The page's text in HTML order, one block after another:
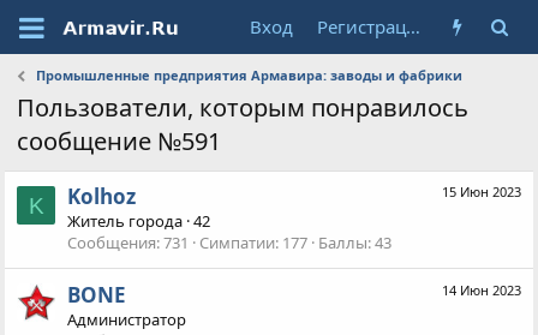
Вход Регистрация
Промышленные предприятия Армавира: заводы и фабрики
Пользователи, которым понравилось
сообщение №591
K
15 Июн 2023
Kolhoz
Житель города ·42
Сообщения 731 Симпатии 177 Баллы 43
14 Июн 2023
BONE
Администратор